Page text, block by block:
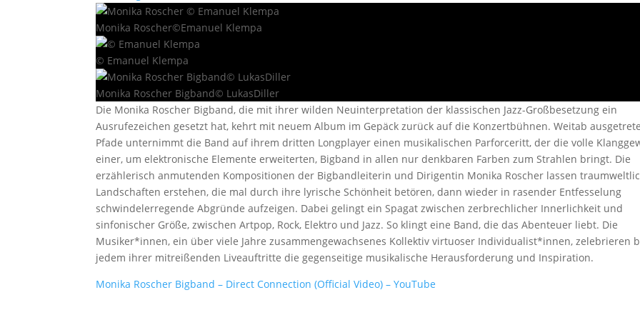
Monika Roscher©Emanuel Klempa
© Emanuel Klempa
Monika Roscher Bigband© LukasDiller
Die Monika Roscher Bigband, die mit ihrer wilden Neuinterpretation der klassischen Jazz-Großbesetzung ein
Ausrufezeichen gesetzt hat, kehrt mit neuem Album im Gepäck zurück auf die Konzertbühnen. Weitab
Pfade unternimmt die Band auf ihrem dritten Longplayer einen musikalischen Parforceritt, der die volle
einer, um elektronische Elemente erweiterten, Bigband in allen nur denkbaren Farben zum Strahlen bringt. Die
erzählerisch anmutenden Kompositionen der Bigbandleiterin und Dirigentin Monika Roscher lassen
Landschaften erstehen, die mal durch ihre lyrische Schönheit betören, dann wieder in rasender Entfesselung
schwindelerregende Abgründe aufzeigen. Dabei gelingt ein Spagat zwischen zerbrechlicher Innerlichkeit und
sinfonischer Größe, zwischen Artpop, Rock, Elektro und Jazz. So klingt eine Band, die das Abenteuer liebt. Die
Musiker*innen, ein über viele Jahre zusammengewachsenes Kollektiv virtuoser Individualist*innen, zelebrieren
jedem ihrer mitreißenden Liveauftritte die gegenseitige musikalische Herausforderung und Inspiration.
Monika Roscher Bigband – Direct Connection (Official Video) – YouTube